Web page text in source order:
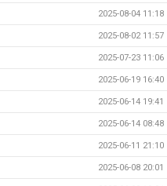
2025-08-04 11:18
2025-08-02 11:57
2025-07-23 11:06
2025-06-19 16:40
2025-06-14 19:41
2025-06-14 08:48
2025-06-11 21:10
2025-06-08 20:01